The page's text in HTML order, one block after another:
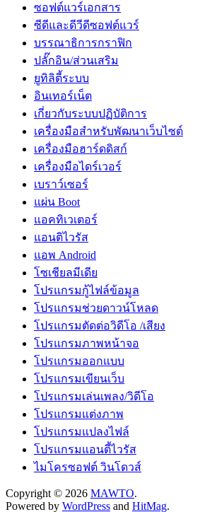
ซอฟต์แวร์เอกสาร
ซีดีและดีวีดีซอฟต์แวร์
บรรณาธิการกราฟิก
ปลั๊กอิน/ส่วนเสริม
ยูทิลิตี้ระบบ
อินเทอร์เน็ต
เกี่ยวกับระบบปฏิบัติการ
เครื่องมือสำหรับพัฒนาเว็บไซต์
เครื่องมือฮาร์ดดิสก์
เครื่องมือไดร์เวอร์
เบราว์เซอร์
แผ่น Boot
แอคทิเวเตอร์
แอนติไวรัส
แอพ Android
โซเชียลมีเดีย
โปรแกรมกู้ไฟล์ข้อมูล
โปรแกรมช่วยดาวน์โหลด
โปรแกรมตัดต่อวิดีโอ /เสียง
โปรแกรมภาพหน้าจอ
โปรแกรมออกแบบ
โปรแกรมเขียนเว็บ
โปรแกรมเล่นเพลง/วิดีโอ
โปรแกรมแต่งภาพ
โปรแกรมแปลงไฟล์
โปรแกรมแอนตี้ไวรัส
ไมโครซอฟต์ วินโดวส์
Copyright © 2026 MAWTO.
Powered by WordPress and HitMag.